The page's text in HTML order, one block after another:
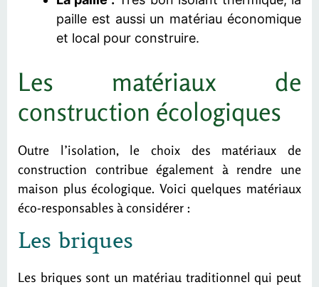
paille est aussi un matériau économique
et local pour construire.
Les matériaux de
construction écologiques
Outre l’isolation, le choix des matériaux de
construction contribue également à rendre une
maison plus écologique. Voici quelques matériaux
éco-responsables à considérer :
Les briques
Les briques sont un matériau traditionnel qui peut